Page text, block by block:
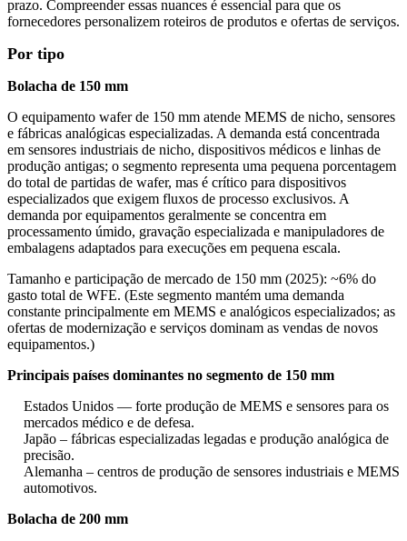
prazo. Compreender essas nuances é essencial para que os
fornecedores personalizem roteiros de produtos e ofertas de serviços.
Por tipo
Bolacha de 150 mm
O equipamento wafer de 150 mm atende MEMS de nicho, sensores
e fábricas analógicas especializadas. A demanda está concentrada
em sensores industriais de nicho, dispositivos médicos e linhas de
produção antigas; o segmento representa uma pequena porcentagem
do total de partidas de wafer, mas é crítico para dispositivos
especializados que exigem fluxos de processo exclusivos. A
demanda por equipamentos geralmente se concentra em
processamento úmido, gravação especializada e manipuladores de
embalagens adaptados para execuções em pequena escala.
Tamanho e participação de mercado de 150 mm (2025): ~6% do
gasto total de WFE. (Este segmento mantém uma demanda
constante principalmente em MEMS e analógicos especializados; as
ofertas de modernização e serviços dominam as vendas de novos
equipamentos.)
Principais países dominantes no segmento de 150 mm
Estados Unidos — forte produção de MEMS e sensores para os
mercados médico e de defesa.
Japão – fábricas especializadas legadas e produção analógica de
precisão.
Alemanha – centros de produção de sensores industriais e MEMS
automotivos.
Bolacha de 200 mm